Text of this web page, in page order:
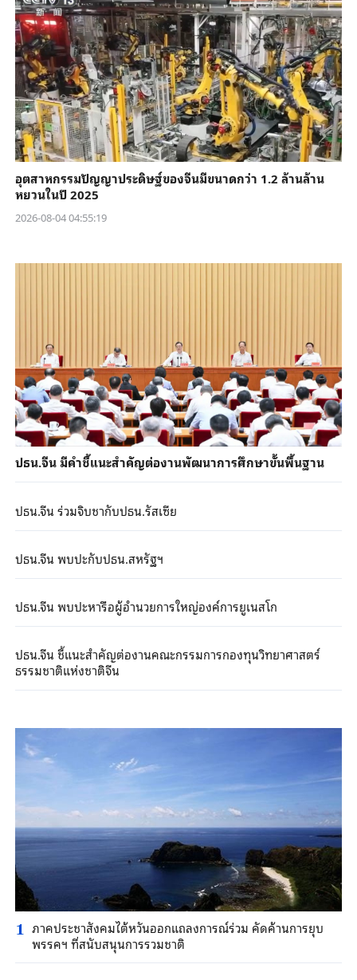
อุตสาหกรรมปัญญาประดิษฐ์ของจีนมีขนาดกว่า 1.2 ล้านล้าน
หยวนในปี 2025
2026-08-04 04:55:19
ปธน.จีน มีคำชี้แนะสำคัญต่องานพัฒนาการศึกษาขั้นพื้นฐาน
ปธน.จีน ร่วมจิบชากับปธน.รัสเซีย
ปธน.จีน พบปะกับปธน.สหรัฐฯ
ปธน.จีน พบปะหารือผู้อำนวยการใหญ่องค์การยูเนสโก
ปธน.จีน ชี้แนะสำคัญต่องานคณะกรรมการกองทุนวิทยาศาสตร์
ธรรมชาติแห่งชาติจีน
1 ภาคประชาสังคมไต้หวันออกแถลงการณ์ร่วม คัดค้านการยุบ
พรรคฯ ที่สนับสนุนการรวมชาติ